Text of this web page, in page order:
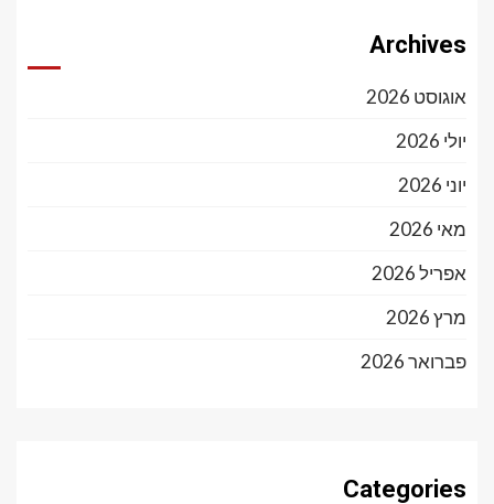
Archives
אוגוסט 2026
יולי 2026
יוני 2026
מאי 2026
אפריל 2026
מרץ 2026
פברואר 2026
Categories